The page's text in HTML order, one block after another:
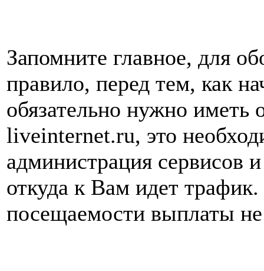
Запомните главное, для
правило, перед тем, как
обязательно нужно иметь
liveinternet.ru, это
администрация сервисов
откуда к Вам идет
посещаемости выплаты не